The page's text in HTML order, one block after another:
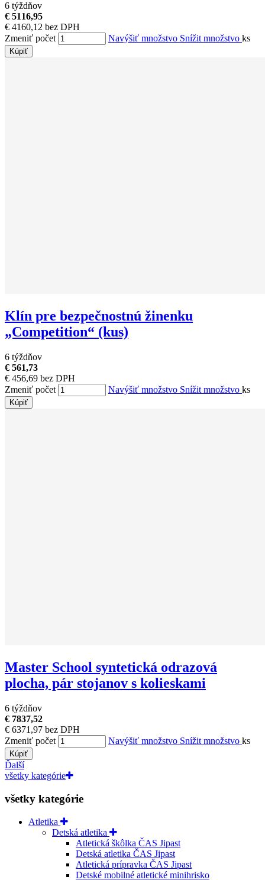
6 týždňov
€ 5116,95
€ 4160,12 bez DPH
Zmeniť počet
Navýšiť množstvo Snížit množstvo ks
Kúpiť
Klín pre bezpečnostnú žinenku
„Competition“ (kus)
6 týždňov
€ 561,73
€ 456,69 bez DPH
Zmeniť počet
Navýšiť množstvo Snížit množstvo ks
Kúpiť
Master School syntetická odrazová
plocha, pár stojanov s kolieskami
6 týždňov
€ 7837,52
€ 6371,97 bez DPH
Zmeniť počet
Navýšiť množstvo Snížit množstvo ks
Kúpiť
Ďalší
všetky kategórie
všetky kategórie
Atletika
Detská atletika
Atletická škôlka ČAS Jipast
Detská atletika ČAS Jipast
Atletická prípravka ČAS Jipast
Detské mobilné atletické minihrisko